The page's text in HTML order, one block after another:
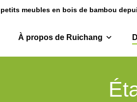
meubles en bois de bambou
À propos de Ruichang